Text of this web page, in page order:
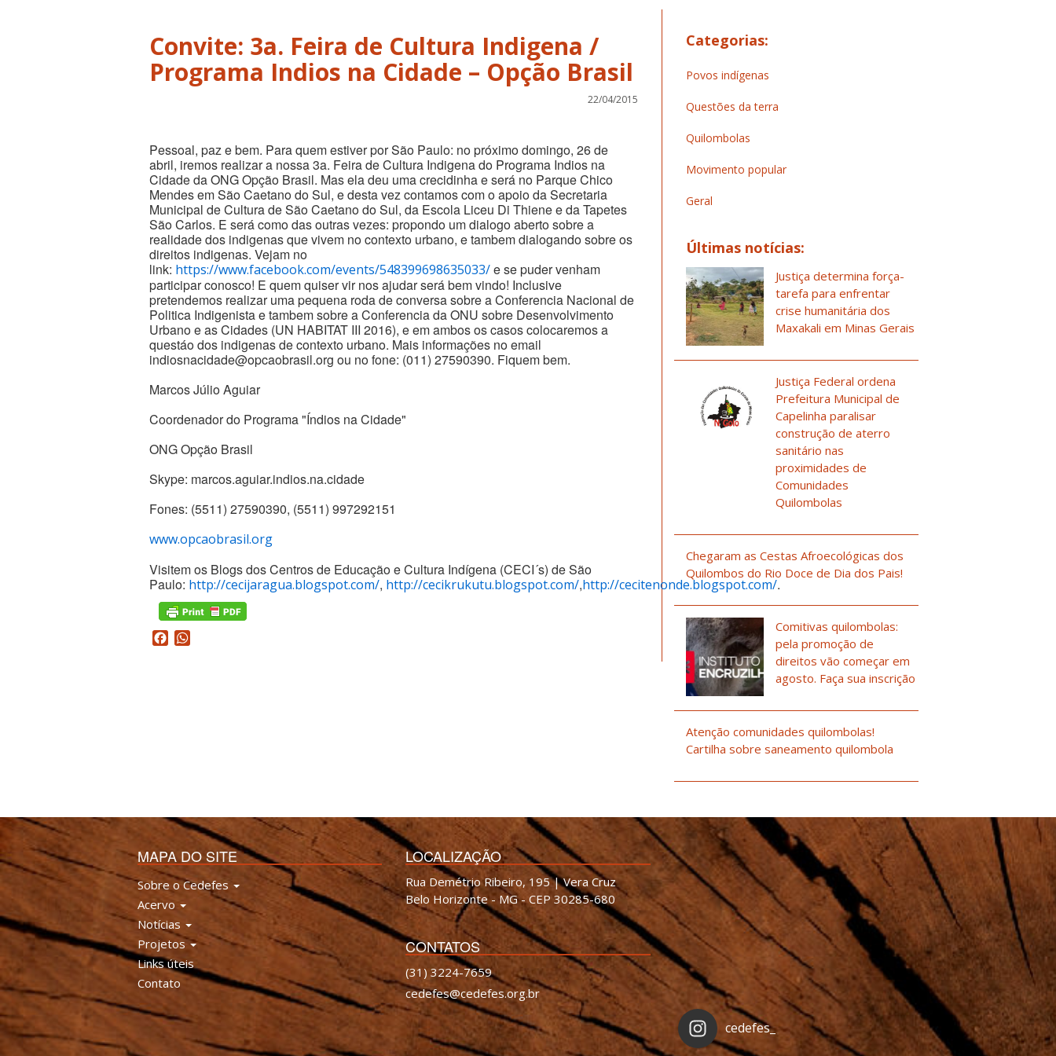
Convite: 3a. Feira de Cultura Indigena /
22/04/2015
Pessoal, paz e bem. Para quem estiver por São Paulo: no próximo domingo, 26 de
abril, iremos realizar a nossa 3a. Feira de Cultura Indigena do Programa Indios na
Cidade da ONG Opção Brasil. Mas ela deu uma crecidinha e será no Parque Chico
Mendes em São Caetano do Sul, e desta vez contamos com o apoio da Secretaria
Municipal de Cultura de São Caetano do Sul, da Escola Liceu Di Thiene e da Tapetes
São Carlos. E será como das outras vezes: propondo um dialogo aberto sobre a
realidade dos indigenas que vivem no contexto urbano, e tambem dialogando sobre os
direitos indigenas. Vejam no
link: https://www.facebook.com/events/548399698635033/e se puder venham
participar conosco! E quem quiser vir nos ajudar será bem vindo! Inclusive
pretendemos realizar uma pequena roda de conversa sobre a Conferencia Nacional de
Politica Indigenista e tambem sobre a Conferencia da ONU sobre Desenvolvimento
Urbano e as Cidades (UN HABITAT III 2016), e em ambos os casos colocaremos a
questáo dos indigenas de contexto urbano. Mais informações no email
indiosnacidade@opcaobrasil.org ou no fone: (011) 27590390. Fiquem bem.
Marcos Júlio Aguiar
Coordenador do Programa "Índios na Cidade"
ONG Opção Brasil
Skype: marcos.aguiar.indios.na.cidade
Fones: (5511) 27590390, (5511) 997292151
www.opcaobrasil.org
Visitem os Blogs dos Centros de Educação e Cultura Indígena (CECI´s) de São
Paulo: http://cecijaragua.blogspot.com/, http://cecikrukutu.blogspot.com/,http://cecitenonde.blogspot.com/.
Facebook
Categorias:
Povos indígenas
Questões da terra
Quilombolas
Movimento popular
Geral
Últimas notícias:
Justiça determina força-
tarefa para enfrentar
crise humanitária dos
Maxakali em Minas Gerais
Justiça Federal ordena
Prefeitura Municipal de
Capelinha paralisar
construção de aterro
sanitário nas
proximidades de
Comunidades
Quilombolas
Chegaram as Cestas Afroecológicas dos
Quilombos do Rio Doce de Dia dos Pais!
Comitivas quilombolas:
pela promoção de
direitos vão começar em
agosto. Faça sua inscrição
Atenção comunidades quilombolas!
Cartilha sobre saneamento quilombola
MAPA DO SITE
Sobre o Cedefes
Acervo
Notícias
Projetos
Links úteis
Contato
LOCALIZAÇÃO
Rua Demétrio Ribeiro, 195 | Vera Cruz
Belo Horizonte - MG - CEP 30285-680
CONTATOS
(31) 3224-7659
cedefes@cedefes.org.br
cedefes_